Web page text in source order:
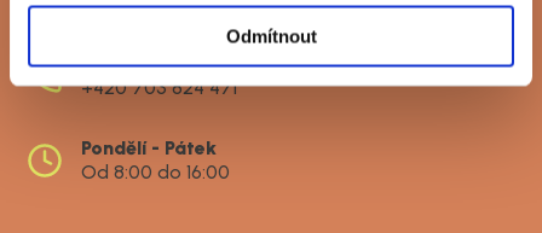
Odmítnout
Telefon
+420 703 824 471
Pondělí - Pátek
Od 8:00 do 16:00